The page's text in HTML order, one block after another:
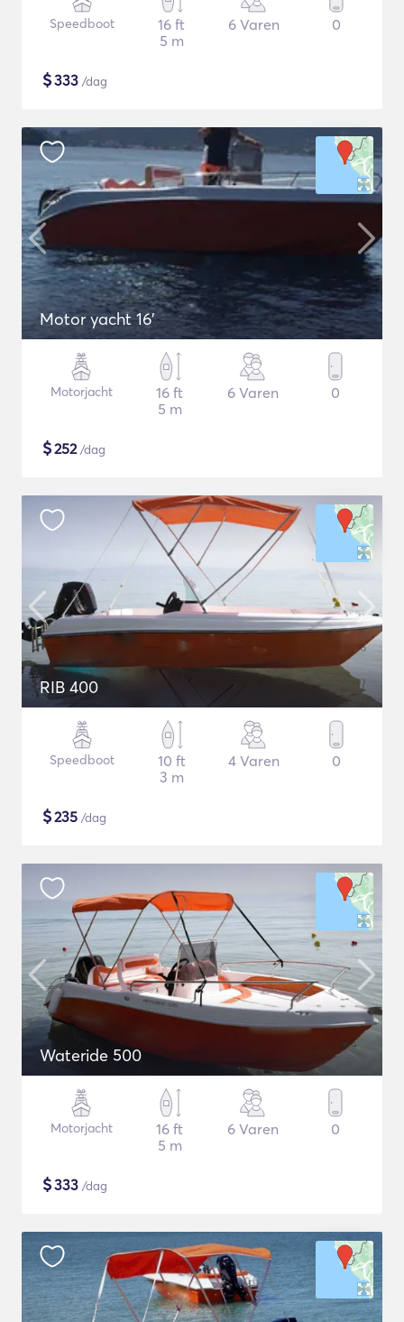
Speedboot
16 ft
5 m
6 Varen 0
$333 /dag
Motor yacht 16'
Motorjacht
16 ft
5 m
6 Varen 0
$252/dag
RIB 400
Speedboot
10 ft
3 m
4 Varen 0
$235 /dag
Wateride 500
Motorjacht
16 ft
5 m
6 Varen 0
$333 /dag